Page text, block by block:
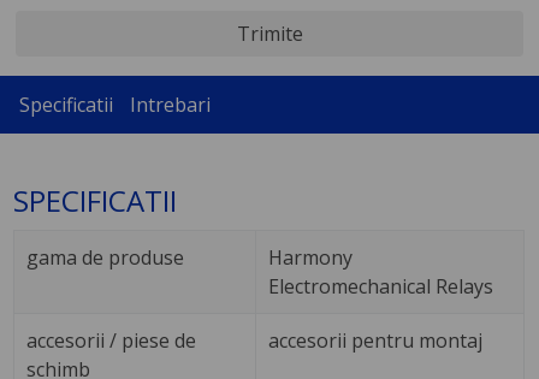
Trimite
Specificatii Intrebari
SPECIFICATII
gama de produse
Harmony
Electromechanical Relays
accesorii / piese de
schimb
accesorii pentru montaj